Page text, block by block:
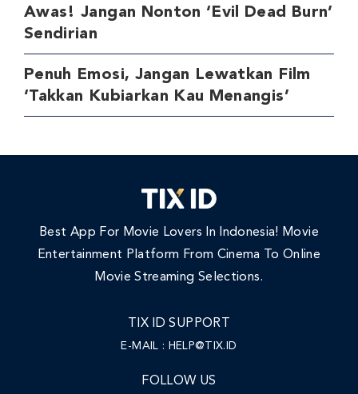
Awas! Jangan Nonton ‘Evil Dead Burn’
Sendirian
Penuh Emosi, Jangan Lewatkan Film
‘Takkan Kubiarkan Kau Menangis’
Best App For Movie Lovers In Indonesia! Movie
Entertainment Platform From Cinema To Online
Movie Streaming Selections.
TIX ID SUPPORT
E-MAIL : HELP@TIX.ID
FOLLOW US